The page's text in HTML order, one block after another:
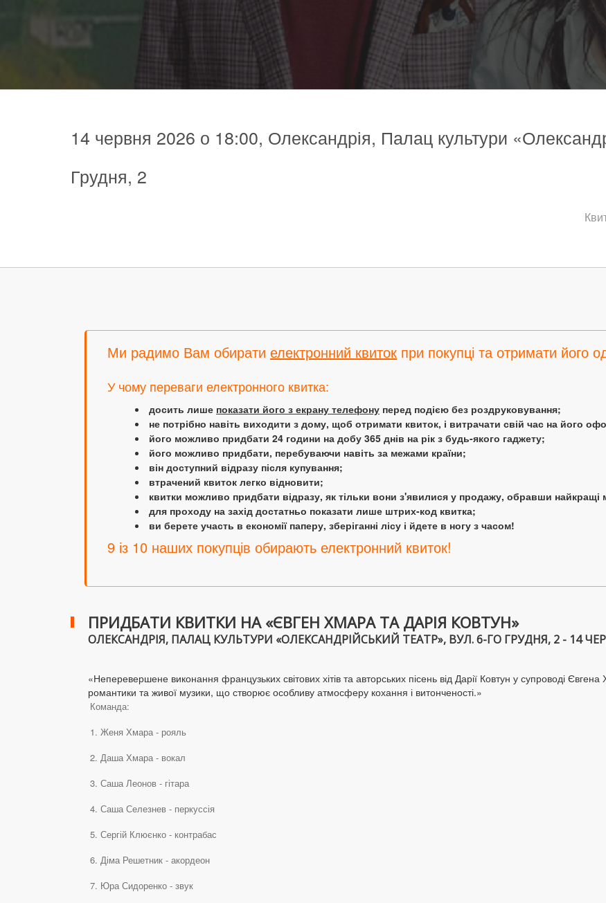
14 червня 2026 о 18:00, Олександрія, Палац культури
Грудня, 2
Ми радимо Вам обирати електронний квиток при покупці та отримати його
У чому переваги електронного квитка:
досить лише показати його з екрану телефону перед подією без роздруковування;
не потрібно навіть виходити з дому, щоб отримати квиток, і витрачати свій час на його
його можливо придбати 24 години на добу 365 днів на рік з будь-якого гаджету;
його можливо придбати, перебуваючи навіть за межами країни;
він доступний відразу після купування;
втрачений квиток легко відновити;
квитки можливо придбати відразу, як тільки вони з'явилися у продажу, обравши найкращі
для проходу на захід достатньо показати лише штрих-код квитка;
ви берете участь в економії паперу, зберіганні лісу і йдете в ногу з часом!
9 із 10 наших покупців обирають електронний квиток!
ПРИДБАТИ КВИТКИ НА «ЄВГЕН ХМАРА ТА ДАРІЯ КОВТУН»
ОЛЕКСАНДРІЯ, ПАЛАЦ КУЛЬТУРИ «ОЛЕКСАНДРІЙСЬКИЙ ТЕАТР», ВУЛ. 6-ГО ГРУДНЯ, 2 - 14
«Неперевершене виконання французьких світових хітів та авторських пісень від Дарії Ковтун у супроводі
романтики та живої музики, що створює особливу атмосферу кохання і витонченості.»
Команда:
1. Женя Хмара - рояль
2. ⁠Даша Хмара - вокал
3. ⁠Саша Леонов - гітара
4. ⁠Саша Селезнев - перкуссія
5. ⁠Сергій Клюєнко - контрабас
6. ⁠Діма Решетник - акордеон
7. ⁠Юра Сидоренко - звук